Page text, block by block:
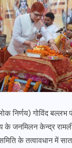
निर्णय) गोविंद बल्लभ
के जनमिलन केन्द्र
के तत्वावधान में